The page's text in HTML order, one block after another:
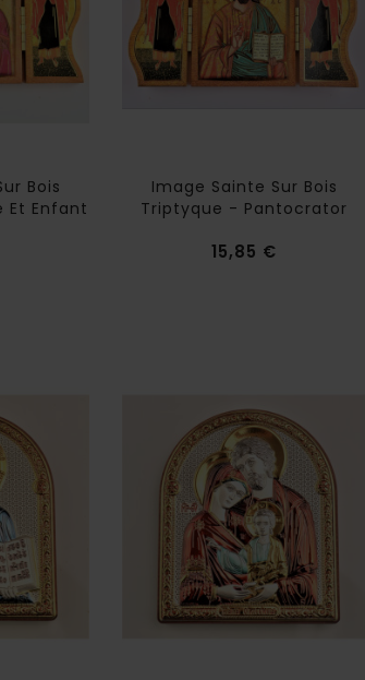
Bois
Et Enfant
Image Sainte Sur Bois
Triptyque - Pantocrator
15,85 €